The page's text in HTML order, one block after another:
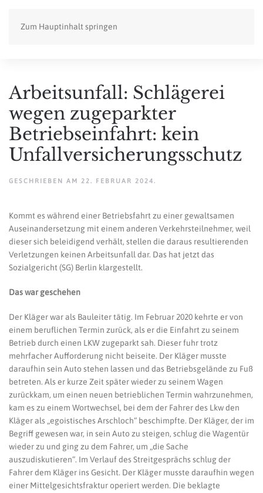
Zum Hauptinhalt springen
Arbeitsunfall: Schlägerei
wegen zugeparkter
Betriebseinfahrt: kein
Unfallversicherungsschutz
GESCHRIEBEN AM 22. FEBRUAR 2024 .
Kommt es während einer Betriebsfahrt zu einer gewaltsamen
Auseinandersetzung mit einem anderen Verkehrsteilnehmer, weil
dieser sich beleidigend verhält, stellen die daraus resultierenden
Verletzungen keinen Arbeitsunfall dar. Das hat jetzt das
Sozialgericht (SG) Berlin klargestellt.
Das war geschehen
Der Kläger war als Bauleiter tätig. Im Februar 2020 kehrte er von
einem beruflichen Termin zurück, als er die Einfahrt zu seinem
Betrieb durch einen LKW zugeparkt sah. Dieser fuhr trotz
mehrfacher Aufforderung nicht beiseite. Der Kläger musste
daraufhin sein Auto stehen lassen und das Betriebsgelände zu Fuß
betreten. Als er kurze Zeit später wieder zu seinem Wagen
zurückkam, um einen neuen betrieblichen Termin wahrzunehmen,
kam es zu einem Wortwechsel, bei dem der Fahrer des Lkw den
Kläger als „egoistisches Arschloch“ beschimpfte. Der Kläger, der im
Begriff gewesen war, in sein Auto zu steigen, schlug die Wagentür
wieder zu und ging zu dem Fahrer, um „die Sache
auszudiskutieren“. Im Verlauf des Streitgesprächs schlug der
Fahrer dem Kläger ins Gesicht. Der Kläger musste daraufhin wegen
einer Mittelgesichtsfraktur operiert werden. Die beklagte